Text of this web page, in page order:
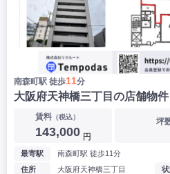
南森町駅 徒歩11分
大阪府天神橋三丁目の店舗物件
賃料（税込）
143,000 円
坪
最寄駅
南森町駅 徒歩11分
住所
大阪府天神橋三丁目